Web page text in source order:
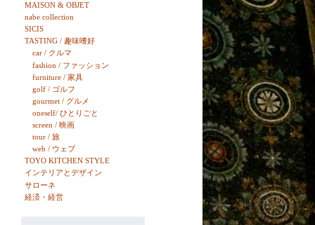
MAISON & OBJET
nabe collection
SICIS
TASTING / 趣味嗜好
car / クルマ
fashion / ファッション
furniture / 家具
golf / ゴルフ
gourmet / グルメ
oneself/ ひとりごと
screen / 映画
tour / 旅
web / ウェブ
TOYO KITCHEN STYLE
インテリアとデザイン
サローネ
経済・経営